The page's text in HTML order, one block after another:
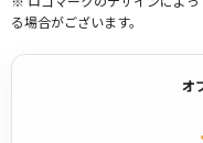
る場合がございます。
オ